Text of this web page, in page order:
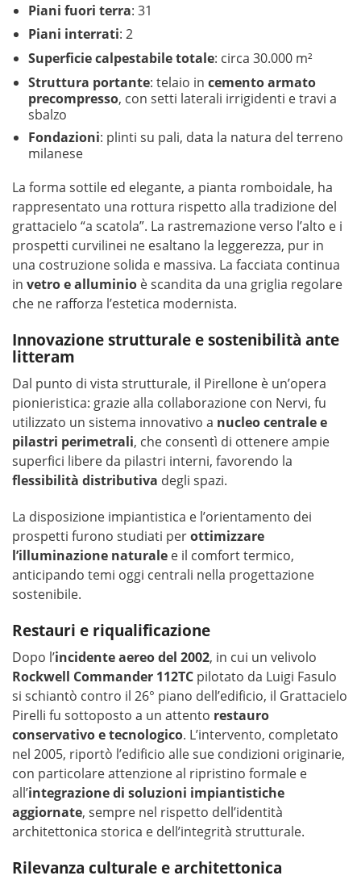
Piani fuori terra: 31
Piani interrati: 2
Superficie calpestabile totale: circa 30.000 m²
Struttura portante: telaio in cemento armato
precompresso, con setti laterali irrigidenti e travi a
sbalzo
Fondazioni: plinti su pali, data la natura del terreno
milanese
La forma sottile ed elegante, a pianta romboidale, ha
rappresentato una rottura rispetto alla tradizione del
grattacielo “a scatola”. La rastremazione verso l’alto e i
prospetti curvilinei ne esaltano la leggerezza, pur in
una costruzione solida e massiva. La facciata continua
in vetro e alluminio è scandita da una griglia regolare
che ne rafforza l’estetica modernista.
Innovazione strutturale e sostenibilità ante
litteram
Dal punto di vista strutturale, il Pirellone è un’opera
pionieristica: grazie alla collaborazione con Nervi, fu
utilizzato un sistema innovativo a nucleo centrale e
pilastri perimetrali, che consentì di ottenere ampie
superfici libere da pilastri interni, favorendo la
flessibilità distributiva degli spazi.
La disposizione impiantistica e l’orientamento dei
prospetti furono studiati perottimizzare
l’illuminazione naturale e il comfort termico,
anticipando temi oggi centrali nella progettazione
sostenibile.
Restauri e riqualificazione
Dopo l’incidente aereo del 2002, in cui un velivolo
Rockwell Commander 112TC pilotato da Luigi Fasulo
si schiantò contro il 26° piano dell’edificio, il Grattacielo
Pirelli fu sottoposto a un attento restauro
conservativo e tecnologico. L’intervento, completato
nel 2005, riportò l’edificio alle sue condizioni originarie,
con particolare attenzione al ripristino formale e
all’integrazione di soluzioni impiantistiche
aggiornate, sempre nel rispetto dell’identità
architettonica storica e dell’integrità strutturale.
Rilevanza culturale e architettonica